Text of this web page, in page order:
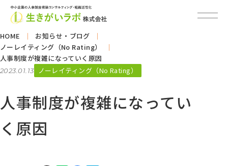
HOME
お知らせ・ブログ
ノーレイティング（No Rating）
人事制度が複雑になっていく原因
2023.01.13 ノーレイティング（No Rating）
人事制度が複雑になってい
く原因